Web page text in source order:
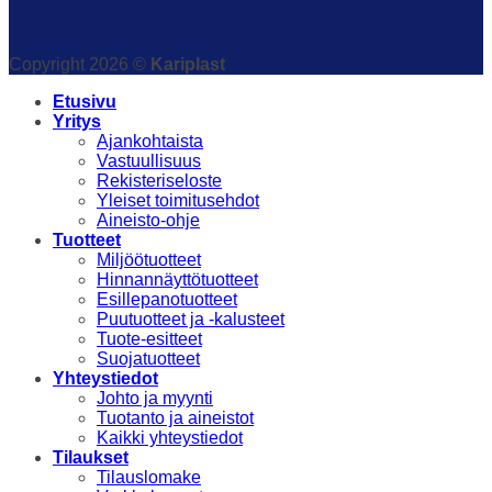
Copyright 2026 © Kariplast
Etusivu
Yritys
Ajankohtaista
Vastuullisuus
Rekisteriseloste
Yleiset toimitusehdot
Aineisto-ohje
Tuotteet
Miljöötuotteet
Hinnannäyttötuotteet
Esillepanotuotteet
Puutuotteet ja -kalusteet
Tuote-esitteet
Suojatuotteet
Yhteystiedot
Johto ja myynti
Tuotanto ja aineistot
Kaikki yhteystiedot
Tilaukset
Tilauslomake